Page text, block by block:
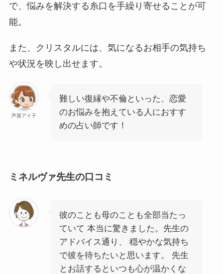
で、悩みを解決する糸口を手繰り寄せることが可
能。
また、クリスタルには、気になるお相手の気持ち
や状況を映し出せます。
芦屋アイ子
難しい復縁や不倫といった、恋愛
のお悩みを抱えている人におすす
めの占い師です！
ミネルヴァ先生の口コミ
彼のことも母のことも全部当たっ
ていて 本当に驚きました。先生の
アドバイス通り、 穏やかな気持ち
で彼を待ちたいと思います。 先生
とお話するといつも心が温かくな